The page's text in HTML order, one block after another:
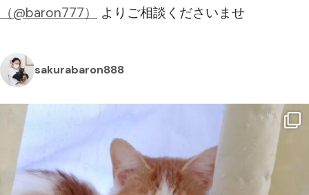
（@baron777）
よりご相談くださいませ
sakurabaron888